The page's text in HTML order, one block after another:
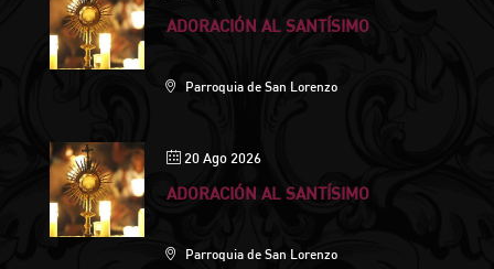
ADORACIÓN AL SANTÍSIMO
Parroquia de San Lorenzo
20 Ago 2026
ADORACIÓN AL SANTÍSIMO
Parroquia de San Lorenzo